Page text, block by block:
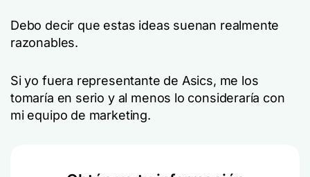
Debo decir que estas ideas suenan realmente
razonables.
Si yo fuera representante de Asics, me los
tomaría en serio y al menos lo consideraría con
mi equipo de marketing.